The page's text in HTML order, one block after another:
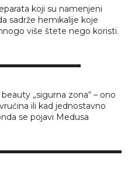
koji su namenjeni
sadrže hemikalije koje
više štete nego koristi.
REP – MEDUSA
„sigurna zona“ – ono
ili kad jednostavno
se pojavi Medusa